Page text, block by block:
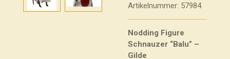
Artikelnummer: 57984
Nodding Figure
Schnauzer “Balu” –
Gilde